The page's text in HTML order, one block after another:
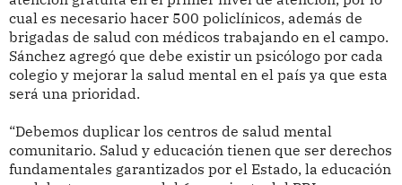
cual es necesario hacer 500 policlínicos, además de
brigadas de salud con médicos trabajando en el campo.
Sánchez agregó que debe existir un psicólogo por cada
colegio y mejorar la salud mental en el país ya que esta
será una prioridad.
“Debemos duplicar los centros de salud mental
comunitario. Salud y educación tienen que ser derechos
fundamentales garantizados por el Estado, la educación